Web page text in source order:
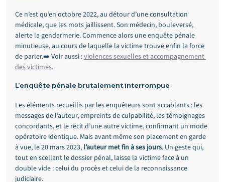
Ce n’est qu’en octobre 2022, au détour d’une consultation
médicale, que les mots jaillissent. Son médecin, bouleversé,
alerte la gendarmerie. Commence alors une enquête pénale
minutieuse, au cours de laquelle la victime trouve enfin la force
de parler.➡️ Voir aussi : violences sexuelles et accompagnement
des victimes.
L’enquête pénale brutalement interrompue
Les éléments recueillis par les enquêteurs sont accablants : les
messages de l’auteur, empreints de culpabilité, les témoignages
concordants, et le récit d’une autre victime, confirmant un mode
opératoire identique. Mais avant même son placement en garde
à vue, le 20 mars 2023, l’auteur met fin à ses jours. Un geste qui,
tout en scellant le dossier pénal, laisse la victime face à un
double vide : celui du procès et celui de la reconnaissance
judiciaire.